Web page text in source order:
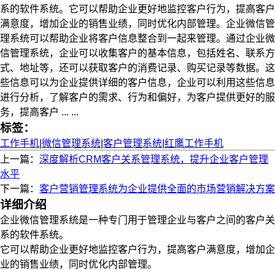
系的软件系统。它可以帮助企业更好地监控客户行为，提高客户
满意度，增加企业的销售业绩，同时优化内部管理。企业微信管
理系统可以帮助企业将客户信息整合到一起来管理。通过企业微
信管理系统，企业可以收集客户的基本信息，包括姓名、联系方
式、地址等，还可以获取客户的消费记录、购买记录等数据。这
些信息可以为企业提供详细的客户信息，企业可以利用这些信息
进行分析，了解客户的需求、行为和偏好，为客户提供更好的服
务，提高客户 ... ...
标签：
工作手机 微信管理系统 客户管理系统 红鹰工作手机
上一篇： 深度解析CRM客户关系管理系统，提升企业客户管理
水平
下一篇： 客户营销管理系统为企业提供全面的市场营销解决方案
详细介绍
企业微信管理系统是一种专门用于管理企业与客户之间的客户关
系的软件系统。
它可以帮助企业更好地监控客户行为，提高客户满意度，增加企
业的销售业绩，同时优化内部管理。